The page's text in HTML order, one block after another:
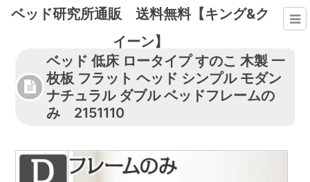
ベッド研究所通販 送料無料【キング&ク
イーン】
ベッド 低床 ロータイプ すのこ 木製 一
枚板 フラット ヘッド シンプル モダン
ナチュラル ダブル ベッドフレームの
み 2151110